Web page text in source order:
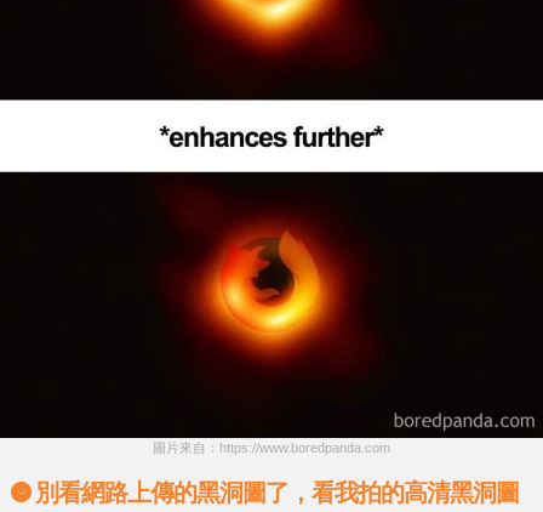
圖片來自：https://www.boredpanda.com
別看網路上傳的黑洞圖了，看我拍的高清黑洞圖